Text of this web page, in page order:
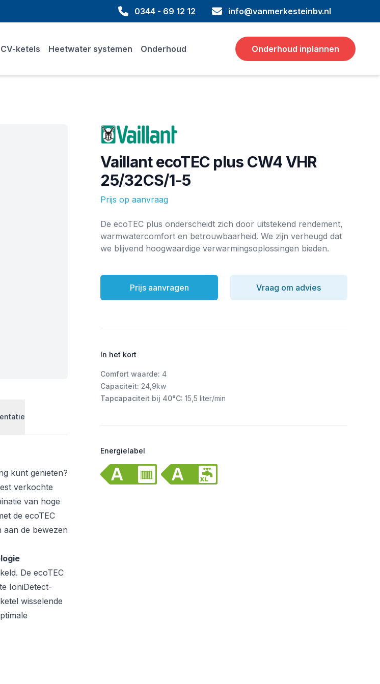
0344 - 69 12 12 info@vanmerkesteinbv.nl
CV-ketels Heetwater systemen Onderhoud Onderhoud inplannen
Vaillant ecoTEC plus CW4 VHR
25/32CS/1-5
Prijs op aanvraag
Merk
De ecoTEC plus onderscheidt zich door uitstekend rendement,
warmwatercomfort en betrouwbaarheid. We zijn verheugd dat
we blijvend hoogwaardige verwarmingsoplossingen bieden.
Prijs aanvragen Vraag om advies
In het kort
Comfort waarde: 4
Capaciteit: 24,9kw
Tapcapaciteit bij 40°C: 15,5 liter/min
Energielabel
kunt genieten?
verkochte
van hoge
de ecoTEC
de bewezen
De ecoTEC
IoniDetect-
wisselende